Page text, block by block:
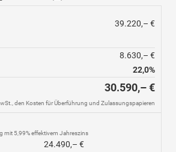
39.220,– €
8.630,– €
22,0%
30.590,– €
den Kosten für Überführung und Zulassungspapieren
mit 5,99% effektivem Jahreszins
24.490,– €